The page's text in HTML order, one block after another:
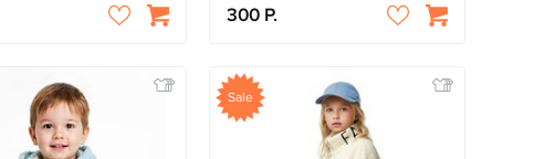
300
Sale